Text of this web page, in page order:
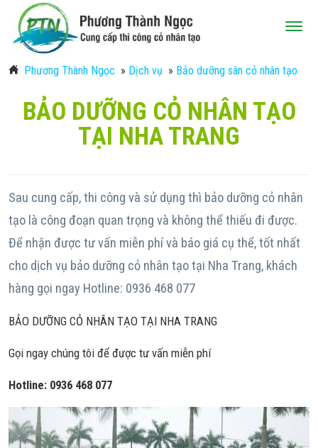
Phương Thành Ngọc » Dịch vụ » Bảo dưỡng sân cỏ nhân tạo
BẢO DƯỠNG CỎ NHÂN TẠO
TẠI NHA TRANG
Sau cung cấp, thi công và sử dụng thì bảo dưỡng cỏ nhân
tạo là công đoạn quan trọng và không thể thiếu đi được.
Để nhận được tư vấn miễn phí và báo giá cụ thể, tốt nhất
cho dịch vụ bảo dưỡng cỏ nhân tạo tại Nha Trang, khách
hàng gọi ngay Hotline: 0936 468 077
BẢO DƯỠNG CỎ NHÂN TẠO TẠI NHA TRANG
Gọi ngay chúng tôi để được tư vấn miễn phí
Hotline: 0936 468 077